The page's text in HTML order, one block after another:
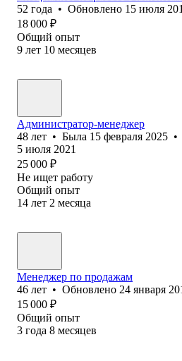
52 года • Обновлено 15 июля
18 000 ₽
Общий опыт
9 лет 10 месяцев
Администратор-менеджер
48 лет • Была 15 февраля 2025 •
5 июля 2021
25 000 ₽
Не ищет работу
Общий опыт
14 лет 2 месяца
Менеджер по продажам
46 лет • Обновлено 24 января
15 000 ₽
Общий опыт
3 года 8 месяцев